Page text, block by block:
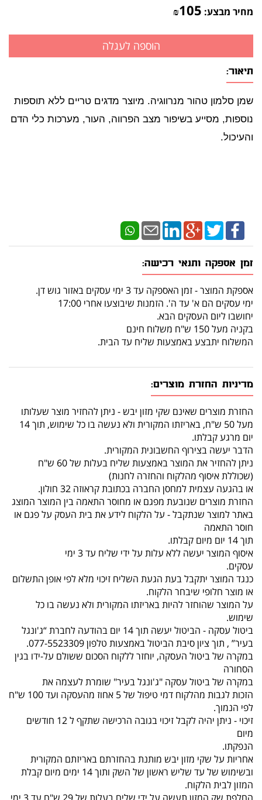
מחיר מבצע: ₪105
תיאור:
שמן סלמון טהור מנרווגיה. מיוצר מדגים טריים ללא תוספות
נוספות, מסייע בשיפור מצב הפרווה, העור, מערכות כלי הדם
והעיכול.
זמן אספקה ותנאי רכישה:
אספקת המוצר - זמן האספקה עד 3 ימי עסקים באזור גוש דן.
ימי עסקים הם א' עד ה'. הזמנות שיבוצעו אחרי 17:00
יחושבו ליום העסקים הבא.
בקניה מעל 150 ש"ח משלוח חינם
המשלוח יתבצע באמצעות שליח עד הבית.
מדיניות החזרת מוצרים:
החזרת מוצרים שאינם שקי מזון יבש - ניתן להחזיר מוצר שעלותו
מעל 50 ש"ח, באריזתו המקורית ולא נעשה בו כל שימוש, תוך 14
יום מרגע קבלתו.
הדבר יעשה בצירוף החשבונית המקורית.
ניתן להחזיר את המוצר באמצעות שליח בעלות של 60 ש"ח
(שכוללת איסוף מהלקוח והחזרה לחנות)
או בהגעה עצמית למחסן החברה בכתובת קראוזה 32 חולון.
החזרת מוצרים שנובעת מפגם או מחוסר התאמה בין המוצר המוצג
באתר למוצר שנתקבל - על הלקוח לידע את בית העסק על פגם או
חוסר התאמה
תוך 14 יום מיום קבלתו.
איסוף המוצר יעשה ללא עלות על ידי שליח עד 3 ימי
עסקים.
כנגד המוצר יתקבל בעת הגעת השליח זיכוי מלא לפי אופן התשלום
או מוצר חלופי שיבחר הלקוח.
על המוצר שהוחזר להיות באריזתו המקורית ולא נעשה בו כל
שימוש.
ביטול עסקה - הביטול יעשה תוך 14 יום בהודעה לחברת “ג'ונגל
בעיר” , תוך ציון סיבת הביטול באמצעות טלפון 077-5523309.
במקרה של ביטול העסקה, יוחזר ללקוח הסכום ששולם על-ידו בגין
הסחורה
במקרה של ביטול עסקה "ג'ונגל בעיר" שומרת לעצמה את
הזכות לגבות מהלקוח דמי טיפול של 5 אחוז מהעסקה ועד 100 ש"ח
לפי הנמוך.
זיכוי - ניתן יהיה לקבל זיכוי בגובה הרכישה שתקף ל 12 חודשים
מיום
הנפקתו.
אחריות על שקי מזון יבש מותנת בהחזרתם באריזתם המקורית
ובשימוש של עד שליש ראשון של השק ותוך 14 ימים מיום קבלת
המזון לבית הלקוח.